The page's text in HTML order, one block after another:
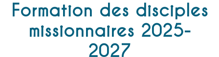
Formation des disciples
missionnaires 2025-
2027